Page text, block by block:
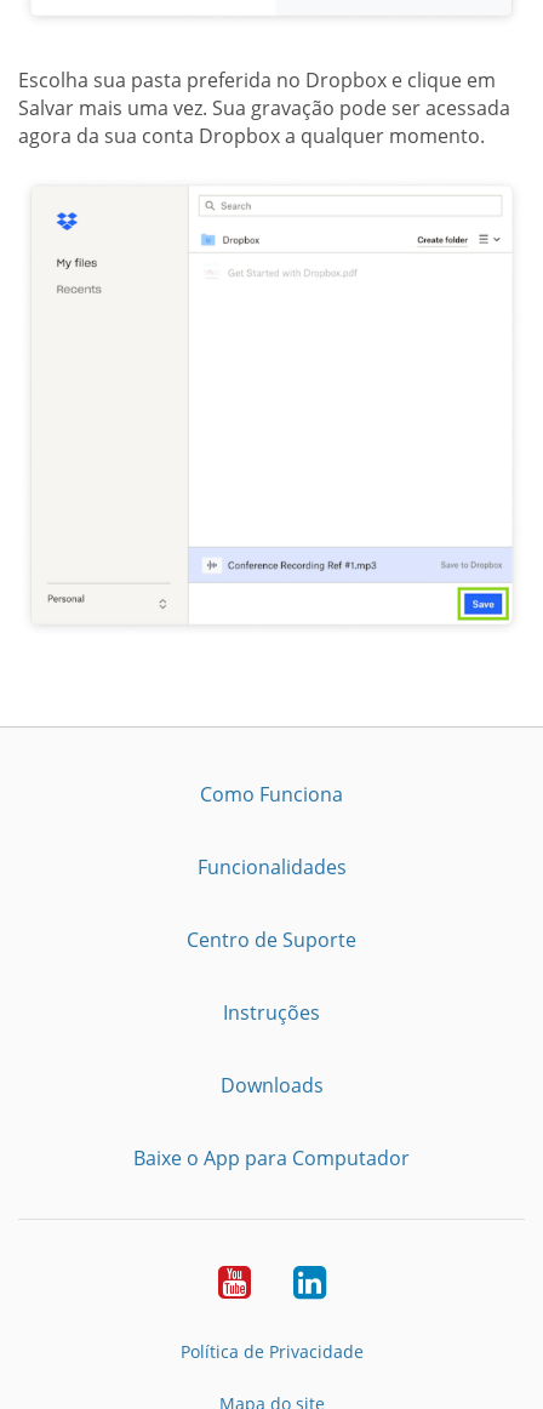
Escolha sua pasta preferida no Dropbox e clique em
Salvar mais uma vez. Sua gravação pode ser acessada
agora da sua conta Dropbox a qualquer momento.
Como Funciona
Funcionalidades
Centro de Suporte
Instruções
Downloads
Baixe o App para Computador
YoutubeLinkedIn
Política de Privacidade
Mapa do site